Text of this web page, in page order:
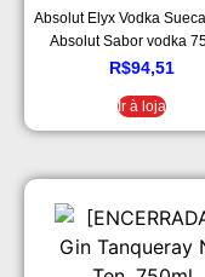
Absolut Elyx Vodka
Absolut Sabor vodka
R$94,51
Ir à loja